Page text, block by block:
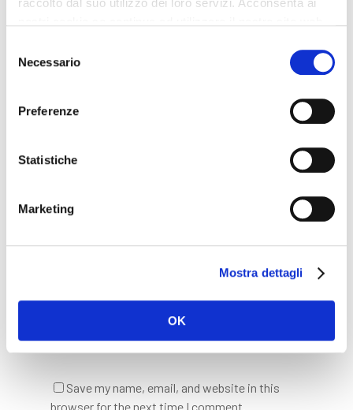
raccolto dal suo utilizzo dei loro servizi. Acconsenta ai
delNecessario
Preferenze
Statistiche
Marketing
Mostra dettagli
OK
Name
Save my name, email, and website in this
browser for the next time I comment.